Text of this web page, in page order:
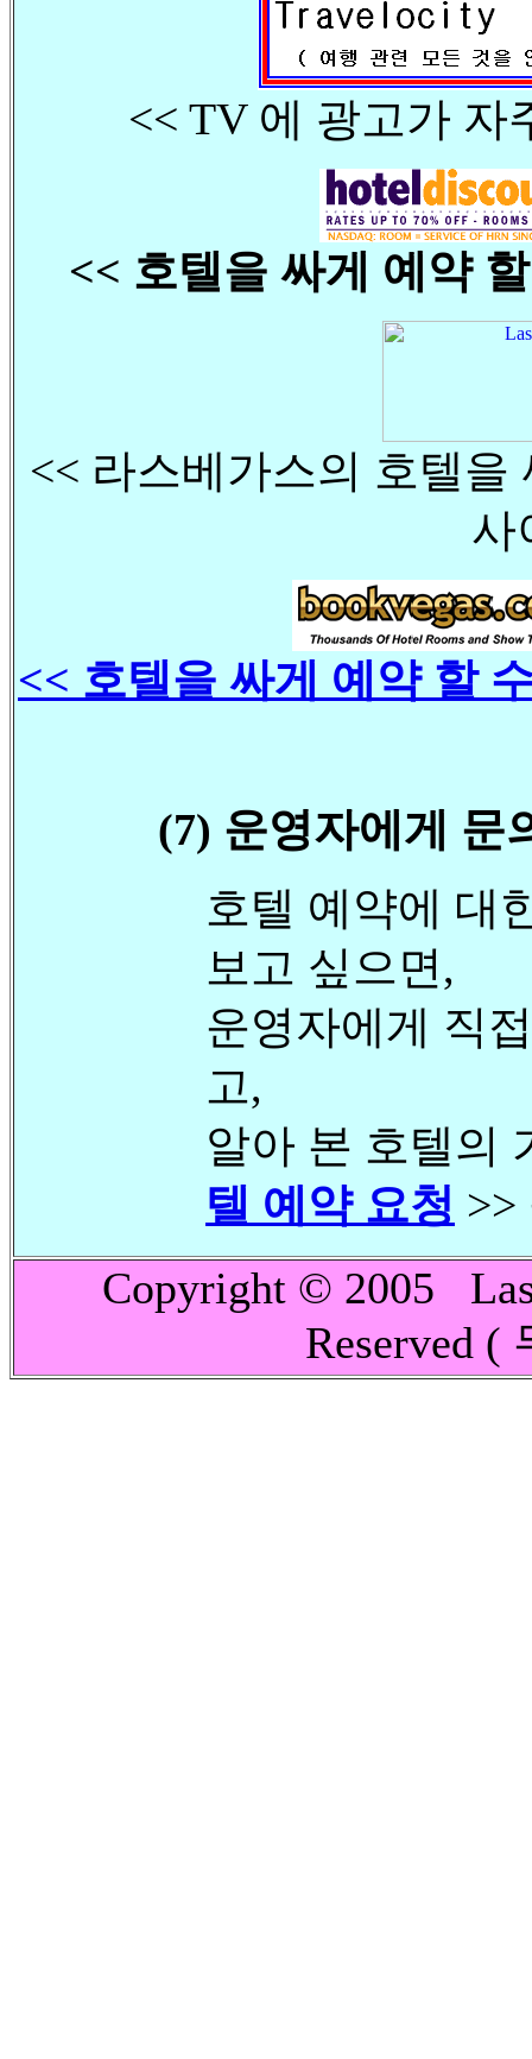
<< TV 에 광고가 자
<< 호텔을 싸게 예약
<< 라스베가스의 호텔을
사
<< 호텔을 싸게 예약 할
(7) 운영자에게 문
호텔 예약에 대
보고 싶으면,
운영자에게 직
고,
알아 본 호텔의
텔 예약 요청 >>
Copyright © 2005
Reserved (